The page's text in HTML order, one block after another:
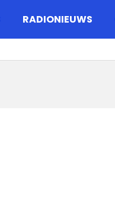
RADIONIEUWS